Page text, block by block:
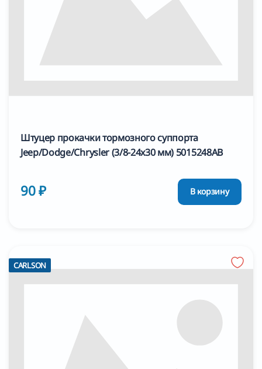
Штуцер прокачки тормозного суппорта
Jeep/Dodge/Chrysler (3/8-24x30 мм) 5015248AB
90 ₽ В корзину
CARLSON